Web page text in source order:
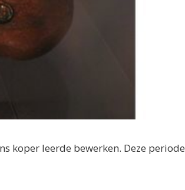
koper leerde bewerken. Deze periode